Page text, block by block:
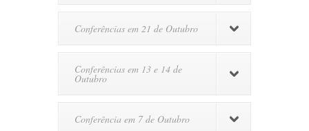
Conferências em 21 de Outubro
Conferências em 13 e 14 de
Outubro
Conferência em 7 de Outubro